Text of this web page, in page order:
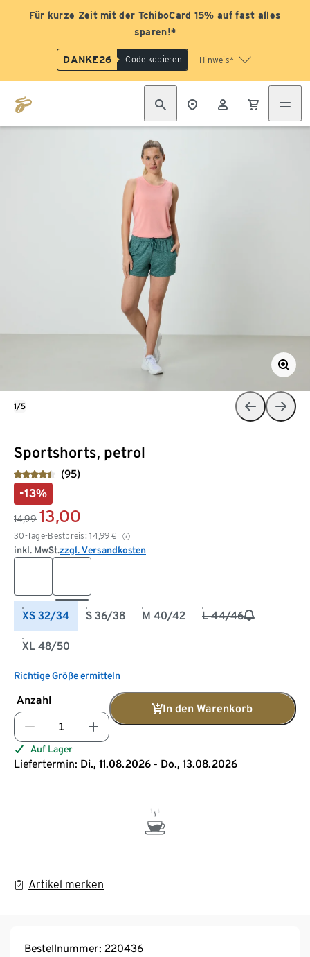
Für kurze Zeit mit der TchiboCard 15% auf fast alles
sparen!*
DANKE26 Code kopieren Hinweis*
Sportshorts, petrol
(95)
-13%
14,99 13,00
30-Tage-Bestpreis: 14,99 €
inkl. MwSt.zzgl. Versandkosten
XS 32/34 S 36/38 M 40/42 L 44/46
XL 48/50
Richtige Größe ermitteln
Anzahl
In den Warenkorb
Auf Lager
Liefertermin: Di., 11.08.2026 - Do., 13.08.2026
Artikel merken
1/5
Bestellnummer: 220436